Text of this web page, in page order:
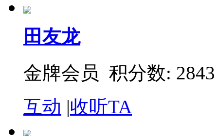
田友龙
金牌会员 积分数: 2843
互动 |收听TA